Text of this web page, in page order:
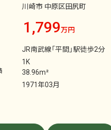
川崎市 中原区田尻町
1,799万円
JR南武線「平間」駅徒歩2分
1K
38.96m²
1971年03月